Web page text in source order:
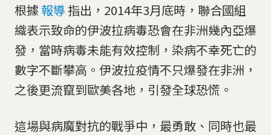
根據 報導指出，2014年3月底時，聯合國組
織表示致命的伊波拉病毒恐會在非洲幾內亞爆
發，當時病毒未能有效控制，染病不幸死亡的
數字不斷攀高。伊波拉疫情不只爆發在非洲，
之後更流竄到歐美各地，引發全球恐慌。
這場與病魔對抗的戰爭中，最勇敢、同時也最